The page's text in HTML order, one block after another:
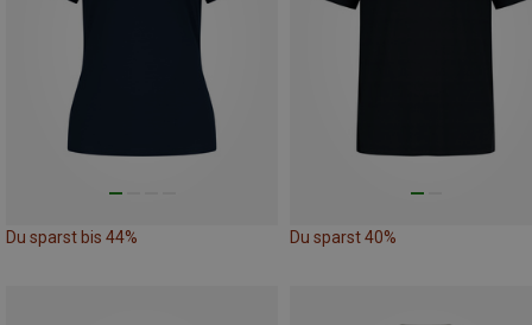
Du sparst bis 44% Du sparst 40%